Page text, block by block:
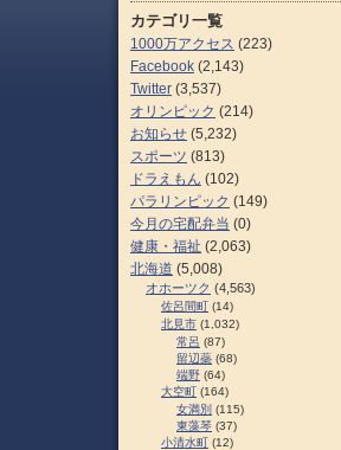
カテゴリ一覧
1000万アクセス (223)
Facebook (2,143)
Twitter (3,537)
オリンピック (214)
お知らせ (5,232)
スポーツ (813)
ドラえもん (102)
パラリンピック (149)
今月の宅配弁当 (0)
健康・福祉 (2,063)
北海道 (5,008)
オホーツク (4,563)
佐呂間町 (14)
北見市 (1,032)
常呂 (87)
留辺蘂 (68)
端野 (64)
大空町 (164)
女満別 (115)
東藻琴 (37)
小清水町 (12)